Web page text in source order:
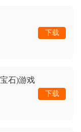
下载
石)游戏
下载